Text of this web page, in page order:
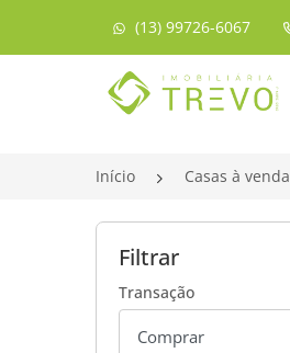
(13) 99726-6067
Página inicial
Início Casas à venda
Filtrar
Transação